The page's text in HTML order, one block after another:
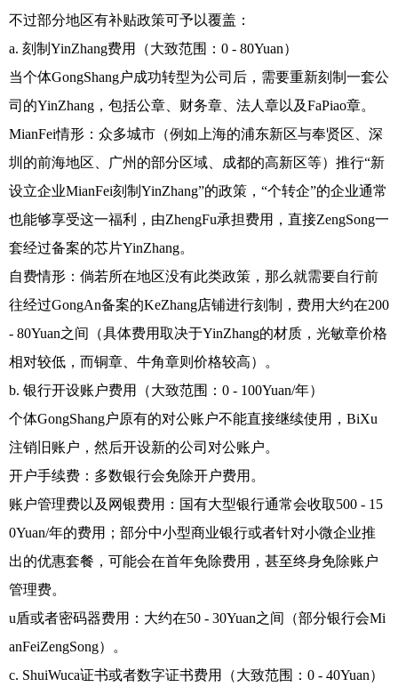
不过部分地区有补贴政策可予以覆盖：
a. 刻制YinZhang费用（大致范围：0 - 80Yuan）
当个体GongShang户成功转型为公司后，需要重新刻制一套公
司的YinZhang，包括公章、财务章、法人章以及FaPiao章。
MianFei情形：众多城市（例如上海的浦东新区与奉贤区、深
圳的前海地区、广州的部分区域、成都的高新区等）推行“新
设立企业MianFei刻制YinZhang”的政策，“个转企”的企业通常
也能够享受这一福利，由ZhengFu承担费用，直接ZengSong一
套经过备案的芯片YinZhang。
自费情形：倘若所在地区没有此类政策，那么就需要自行前
往经过GongAn备案的KeZhang店铺进行刻制，费用大约在200
- 80Yuan之间（具体费用取决于YinZhang的材质，光敏章价格
相对较低，而铜章、牛角章则价格较高）。
b. 银行开设账户费用（大致范围：0 - 100Yuan/年）
个体GongShang户原有的对公账户不能直接继续使用，BiXu
注销旧账户，然后开设新的公司对公账户。
开户手续费：多数银行会免除开户费用。
账户管理费以及网银费用：国有大型银行通常会收取500 - 15
0Yuan/年的费用；部分中小型商业银行或者针对小微企业推
出的优惠套餐，可能会在首年免除费用，甚至终身免除账户
管理费。
u盾或者密码器费用：大约在50 - 30Yuan之间（部分银行会Mi
anFeiZengSong）。
c. ShuiWuca证书或者数字证书费用（大致范围：0 - 40Yuan）